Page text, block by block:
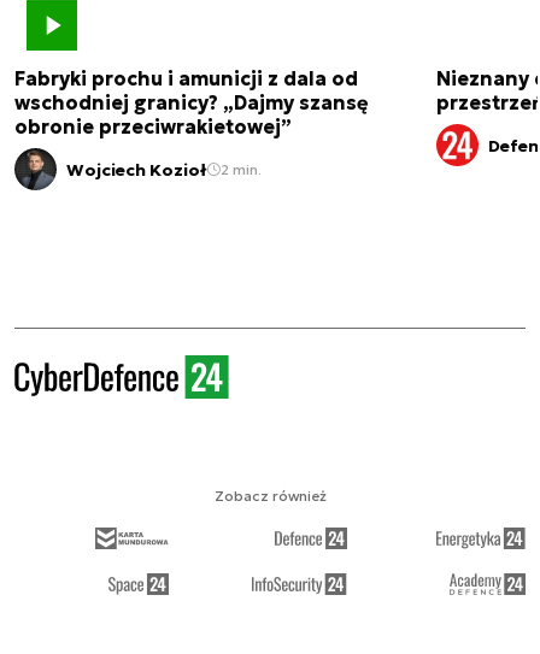
Fabryki prochu i amunicji z dala od
wschodniej granicy? „Dajmy szansę
obronie przeciwrakietowej”
Wojciech Kozioł 2 min.
Nieznany
Zobacz również